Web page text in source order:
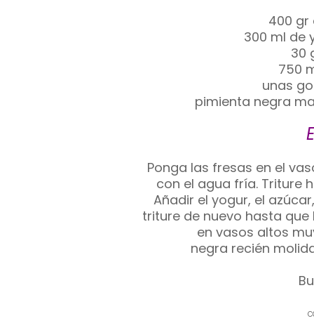
400 gr
300 ml de
30
750
unas
pimienta negra
Ponga las fresas en el
con el agua fría. Triture
Añadir el yogur, el
triture de nuevo hasta
en vasos altos
negra recién